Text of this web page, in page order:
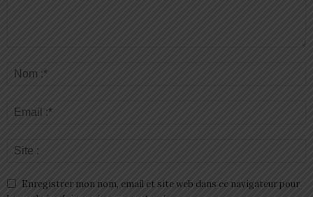
Enregistrer mon nom, email et site web dans ce navigateur pour